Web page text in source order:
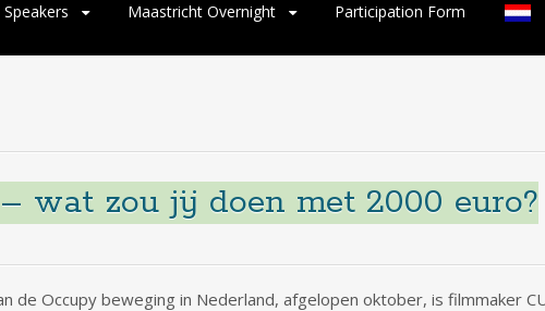
Maastricht Overnight Participation Form
wat zou jij doen met 2000 euro?
de Occupy beweging in Nederland, afgelopen oktober, is filmmaker